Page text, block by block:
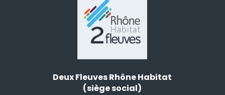
Deux Fleuves Rhône Habitat
(siège social)